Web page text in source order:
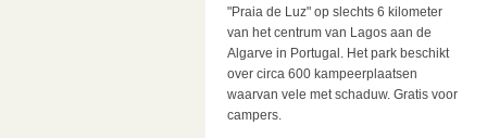
"Praia de Luz" op slechts 6 kilometer
van het centrum van Lagos aan de
Algarve in Portugal. Het park beschikt
over circa 600 kampeerplaatsen
waarvan vele met schaduw. Gratis voor
campers.